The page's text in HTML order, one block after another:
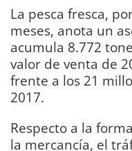
La pesca fresca,
meses, anota un
acumula 8.772
valor de venta de
frente a los 21
2017.
Respecto a la
la mercancía, el